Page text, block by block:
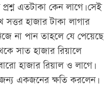
এতটাকা কেন লাগে। সেই
হাজার টাকা লাগার
না পান তাহলে যে পেয়েছে
সাত হাজার রিয়ালে
হাজার রিয়াল ও লাগে।
একজনের ক্ষতি করলেন।